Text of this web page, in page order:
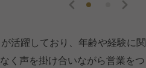
活躍しており、年齢や経験に
く声を掛け合いながら営業を